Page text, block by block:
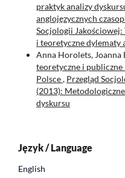
praktyk analizy
anglojęzycznych
Socjologii
i teoretyczne dylematy
Anna Horolets, Joanna
teoretyczne i
Polsce, Przegląd
(2013):
dyskursu
Język / Language
English